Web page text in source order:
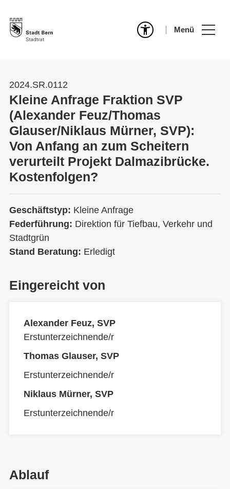
Menü
2024.SR.0112
Kleine Anfrage Fraktion SVP
(Alexander Feuz/Thomas
Glauser/Niklaus Mürner, SVP):
Von Anfang an zum Scheitern
verurteilt Projekt Dalmazibrücke.
Kostenfolgen?
Geschäftstyp: Kleine Anfrage
Federführung: Direktion für Tiefbau, Verkehr und
Stadtgrün
Stand Beratung: Erledigt
Eingereicht von
Alexander Feuz, SVP
Erstunterzeichnende/r
Thomas Glauser, SVP
Erstunterzeichnende/r
Niklaus Mürner, SVP
Erstunterzeichnende/r
Ablauf